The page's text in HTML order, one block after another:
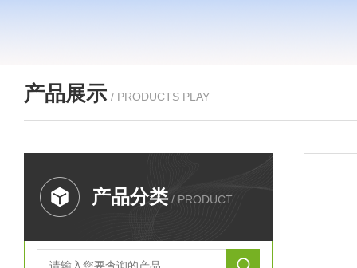
产品展示 / PRODUCTS PLAY
产品分类 / PRODUCT